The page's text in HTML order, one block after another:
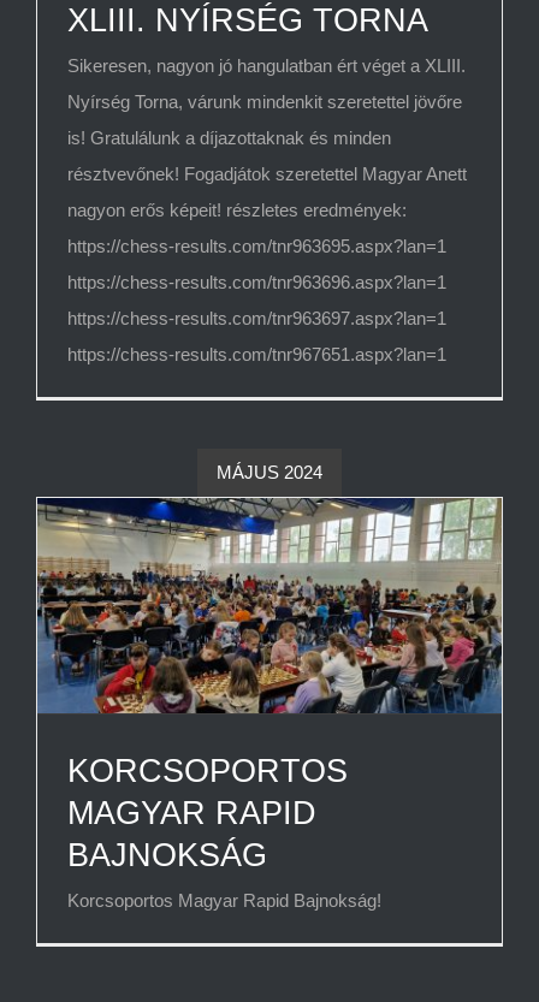
XLIII. NYÍRSÉG TORNA
Sikeresen, nagyon jó hangulatban ért véget a XLIII.
Nyírség Torna, várunk mindenkit szeretettel jövőre
is! Gratulálunk a díjazottaknak és minden
résztvevőnek! Fogadjátok szeretettel Magyar Anett
nagyon erős képeit! részletes eredmények:
https://chess-results.com/tnr963695.aspx?lan=1
https://chess-results.com/tnr963696.aspx?lan=1
https://chess-results.com/tnr963697.aspx?lan=1
https://chess-results.com/tnr967651.aspx?lan=1
MÁJUS 2024
KORCSOPORTOS
MAGYAR RAPID
BAJNOKSÁG
Korcsoportos Magyar Rapid Bajnokság!